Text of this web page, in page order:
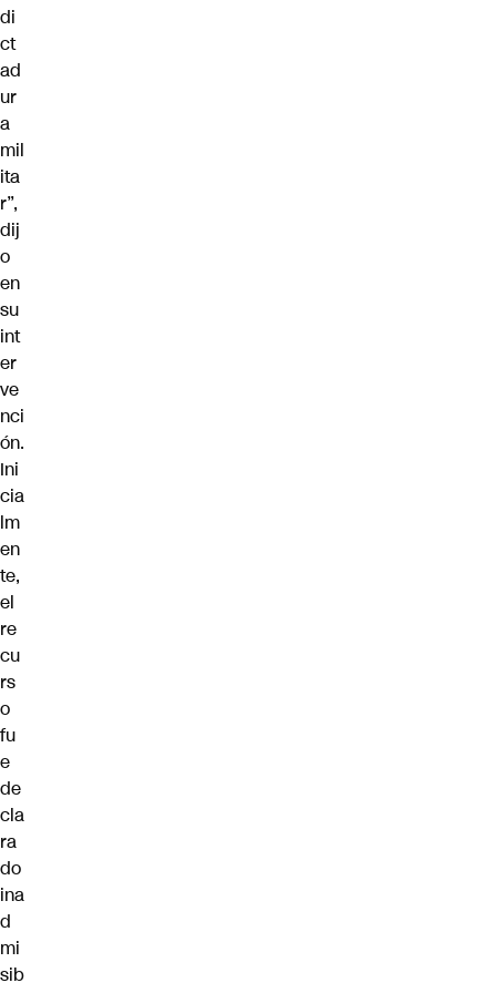
di
ct
ad
ur
a
mil
ita
r”,
dij
o
en
su
int
er
ve
nci
ón.
Ini
cia
lm
en
te,
el
re
cu
rs
o
fu
e
de
cla
ra
do
ina
d
mi
sib